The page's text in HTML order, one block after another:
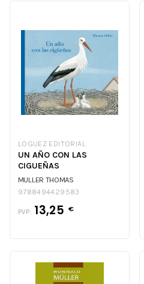
LOGUEZ EDITORIAL
UN AÑO CON LAS
CIGUEÑAS
MULLER THOMAS
9788494429583
PVP: 13,25 €